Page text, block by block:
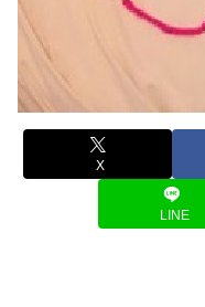
X
LINE